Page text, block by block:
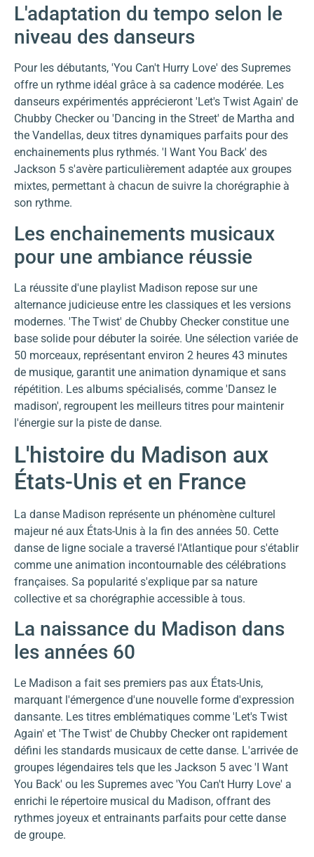
L'adaptation du tempo selon le
niveau des danseurs
Pour les débutants, 'You Can't Hurry Love' des Supremes
offre un rythme idéal grâce à sa cadence modérée. Les
danseurs expérimentés apprécieront 'Let's Twist Again' de
Chubby Checker ou 'Dancing in the Street' de Martha and
the Vandellas, deux titres dynamiques parfaits pour des
enchainements plus rythmés. 'I Want You Back' des
Jackson 5 s'avère particulièrement adaptée aux groupes
mixtes, permettant à chacun de suivre la chorégraphie à
son rythme.
Les enchainements musicaux
pour une ambiance réussie
La réussite d'une playlist Madison repose sur une
alternance judicieuse entre les classiques et les versions
modernes. 'The Twist' de Chubby Checker constitue une
base solide pour débuter la soirée. Une sélection variée de
50 morceaux, représentant environ 2 heures 43 minutes
de musique, garantit une animation dynamique et sans
répétition. Les albums spécialisés, comme 'Dansez le
madison', regroupent les meilleurs titres pour maintenir
l'énergie sur la piste de danse.
L'histoire du Madison aux
États-Unis et en France
La danse Madison représente un phénomène culturel
majeur né aux États-Unis à la fin des années 50. Cette
danse de ligne sociale a traversé l'Atlantique pour s'établir
comme une animation incontournable des célébrations
françaises. Sa popularité s'explique par sa nature
collective et sa chorégraphie accessible à tous.
La naissance du Madison dans
les années 60
Le Madison a fait ses premiers pas aux États-Unis,
marquant l'émergence d'une nouvelle forme d'expression
dansante. Les titres emblématiques comme 'Let's Twist
Again' et 'The Twist' de Chubby Checker ont rapidement
défini les standards musicaux de cette danse. L'arrivée de
groupes légendaires tels que les Jackson 5 avec 'I Want
You Back' ou les Supremes avec 'You Can't Hurry Love' a
enrichi le répertoire musical du Madison, offrant des
rythmes joyeux et entrainants parfaits pour cette danse
de groupe.